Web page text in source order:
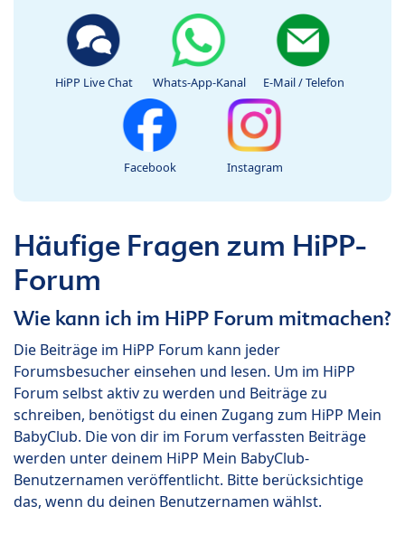
HiPP Live Chat Whats-App-Kanal E-Mail / Telefon
Facebook Instagram
Häufige Fragen zum HiPP-
Forum
Wie kann ich im HiPP Forum mitmachen?
Die Beiträge im HiPP Forum kann jeder
Forumsbesucher einsehen und lesen. Um im HiPP
Forum selbst aktiv zu werden und Beiträge zu
schreiben, benötigst du einen Zugang zum HiPP Mein
BabyClub. Die von dir im Forum verfassten Beiträge
werden unter deinem HiPP Mein BabyClub-
Benutzernamen veröffentlicht. Bitte berücksichtige
das, wenn du deinen Benutzernamen wählst.